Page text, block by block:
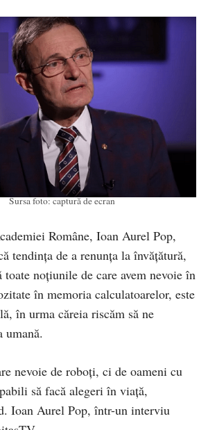
Sursa foto: captură de ecran
Române, Ioan Aurel Pop,
tendința de a renunța la învățătură,
toate noțiunile de care avem nevoie în
în memoria calculatoarelor, este
în urma căreia riscăm să ne
umană.
nevoie de roboți, ci de oameni cu
să facă alegeri în viață,
Ioan Aurel Pop, într-un interviu